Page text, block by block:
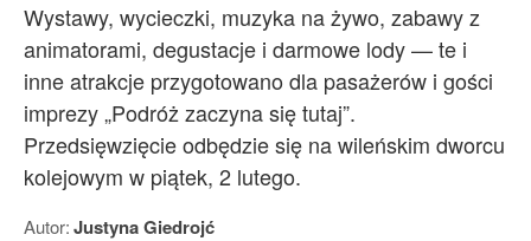
Wystawy, wycieczki, muzyka na żywo, zabawy z
animatorami, degustacje i darmowe lody — te i
inne atrakcje przygotowano dla pasażerów i gości
imprezy „Podróż zaczyna się tutaj”.
Przedsięwzięcie odbędzie się na wileńskim dworcu
kolejowym w piątek, 2 lutego.
Autor:Justyna Giedrojć